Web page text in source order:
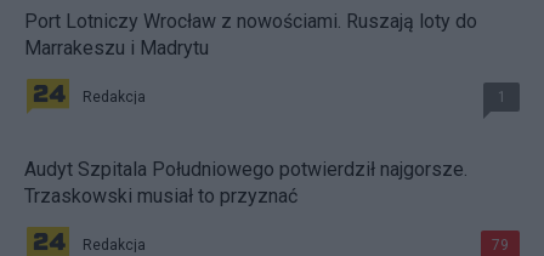
Port Lotniczy Wrocław z nowościami. Ruszają loty do
Marrakeszu i Madrytu
Redakcja 1
Audyt Szpitala Południowego potwierdził najgorsze.
Trzaskowski musiał to przyznać
Redakcja 79